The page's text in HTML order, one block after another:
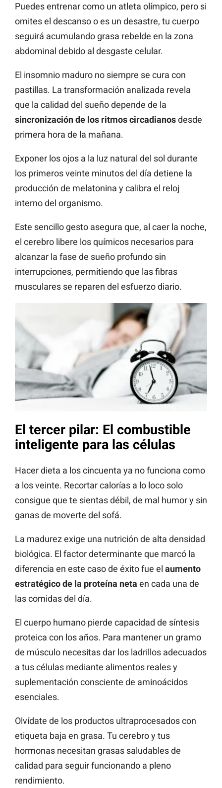
Puedes entrenar como un atleta olímpico, pero si
omites el descanso o es un desastre, tu cuerpo
seguirá acumulando grasa rebelde en la zona
abdominal debido al desgaste celular.
El insomnio maduro no siempre se cura con
pastillas. La transformación analizada revela
que la calidad del sueño depende de la
sincronización de los ritmos circadianosdesde
primera hora de la mañana.
Exponer los ojos a la luz natural del sol durante
los primeros veinte minutos del día detiene la
producción de melatonina y calibra el reloj
interno del organismo.
Este sencillo gesto asegura que, al caer la noche,
el cerebro libere los químicos necesarios para
alcanzar la fase de sueño profundo sin
interrupciones, permitiendo que las fibras
musculares se reparen del esfuerzo diario.
El tercer pilar: El combustible
inteligente para las células
Hacer dieta a los cincuenta ya no funciona como
a los veinte. Recortar calorías a lo loco solo
consigue que te sientas débil, de mal humor y sin
ganas de moverte del sofá.
La madurez exige una nutrición de alta densidad
biológica. El factor determinante que marcó la
diferencia en este caso de éxito fue el aumento
estratégico de la proteína neta en cada una de
las comidas del día.
El cuerpo humano pierde capacidad de síntesis
proteica con los años. Para mantener un gramo
de músculo necesitas dar los ladrillos adecuados
a tus células mediante alimentos reales y
suplementación consciente de aminoácidos
esenciales.
Olvídate de los productos ultraprocesados con
etiqueta baja en grasa. Tu cerebro y tus
hormonas necesitan grasas saludables de
calidad para seguir funcionando a pleno
rendimiento.